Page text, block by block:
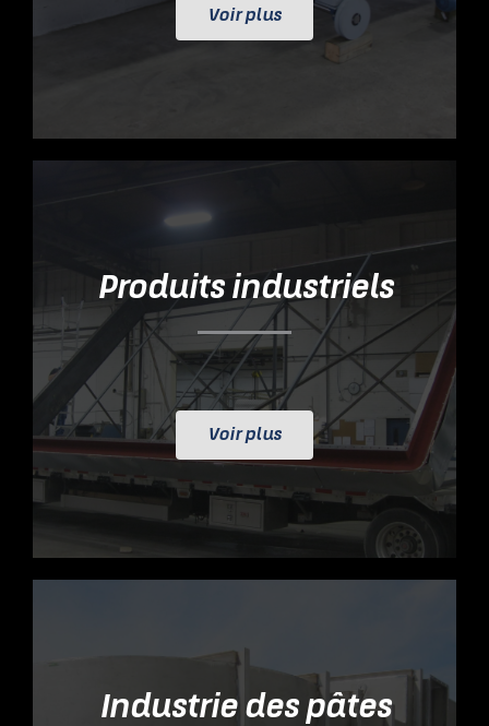
Voir plus
Produits industriels
Voir plus
Industrie des pâtes